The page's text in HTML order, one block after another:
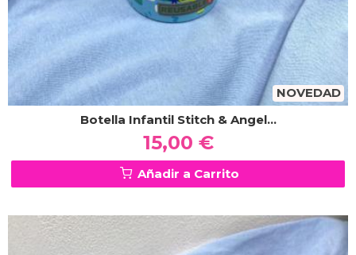
NOVEDAD
Botella Infantil Stitch & Angel...
15,00 €
Añadir a Carrito